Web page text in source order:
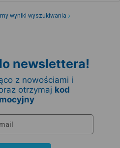
wyniki wyszukiwania
newslettera!
z nowościami i
otrzymaj kod